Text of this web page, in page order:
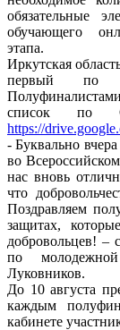
обязательные
обучающего
этапа.
Иркутская
первый по
список по
https://
- Буквально
во
нас вновь
что
Поздравляем
защитах,
добровольцев! –
по
Луковников.
До 10 августа
каждым
кабинете